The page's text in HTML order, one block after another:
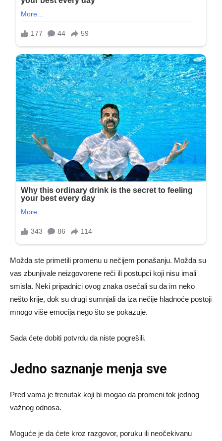
Možda ste primetili promenu u nečijem ponašanju. Možda su
vas zbunjivale neizgovorene reči ili postupci koji nisu imali
smisla. Neki pripadnici ovog znaka osećali su da im neko
nešto krije, dok su drugi sumnjali da iza nečije hladnoće postoji
mnogo više emocija nego što se pokazuje.
Sada ćete dobiti potvrdu da niste pogrešili.
Jedno saznanje menja sve
Pred vama je trenutak koji bi mogao da promeni tok jednog
važnog odnosa.
Moguće je da ćete kroz razgovor, poruku ili neočekivanu